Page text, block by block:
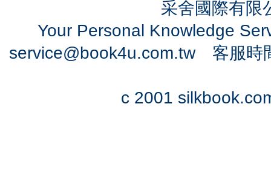
采舍國際有
Your Personal Knowledge
service@book4u.com.tw客服時
c 2001